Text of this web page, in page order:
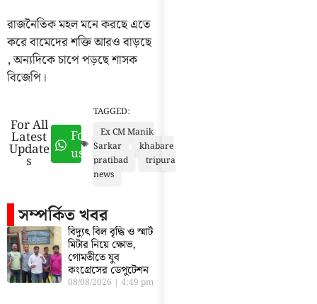
রাজনৈতিক মহল মনে করছে এতে
করে বামেদের শক্তি আরও বাড়ছে
, অন্যদিকে চাপে পড়ছে শাসক
বিজেপি।
For All
Latest
Update
s
Follow
us
TAGGED:
Ex CM Manik
Sarkar
khabare
pratibad
tripura
news
সম্পর্কিত খবর
বিদ্যুৎ বিল বৃদ্ধি ও স্মার্ট
মিটার নিয়ে ক্ষোভ,
গোমতীতে যুব
কংগ্রেসের ডেপুটেশন
08/08/2026 4:49 pm